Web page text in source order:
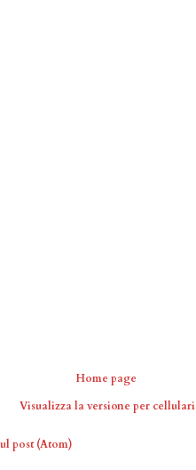
Home page
Visualizza la versione per cellulari
post (Atom)